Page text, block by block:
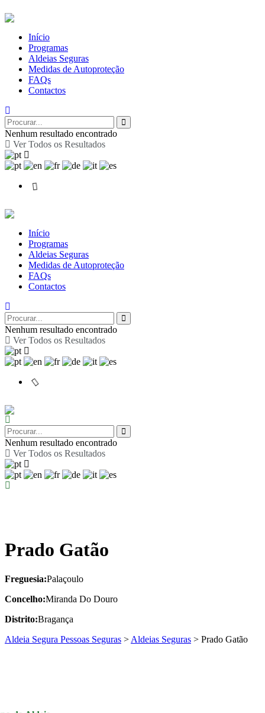
Início
Programas
Aldeias Seguras
Medidas de Autoproteção
FAQs
Contactos
Nenhum resultado encontrado
Ver Todos os Resultados
Início
Programas
Aldeias Seguras
Medidas de Autoproteção
FAQs
Contactos
Nenhum resultado encontrado
Ver Todos os Resultados
Nenhum resultado encontrado
Ver Todos os Resultados
Prado Gatão
Freguesia:Palaçoulo
Concelho:Miranda Do Douro
Distrito:Bragança
Aldeia Segura Pessoas Seguras > Aldeias Seguras > Prado Gatão